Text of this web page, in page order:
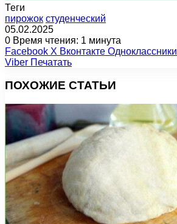
Теги
пирожок студенческий
05.02.2025
0 Время чтения: 1 минута
Facebook X Вконтакте Одноклассники
Viber Печатать
ПОХОЖИЕ СТАТЬИ